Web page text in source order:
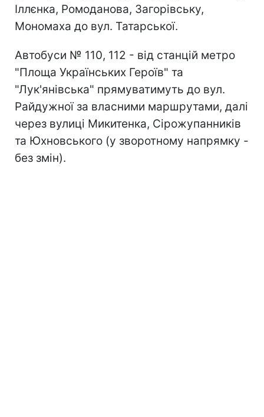
Іллєнка, Ромоданова, Загорівську,
Мономаха до вул. Татарської.
Автобуси № 110, 112 - від станцій метро
"Площа Українських Героїв" та
"Лук'янівська" прямуватимуть до вул.
Райдужної за власними маршрутами, далі
через вулиці Микитенка, Сірожупанників
та Юхновського (у зворотному напрямку -
без змін).